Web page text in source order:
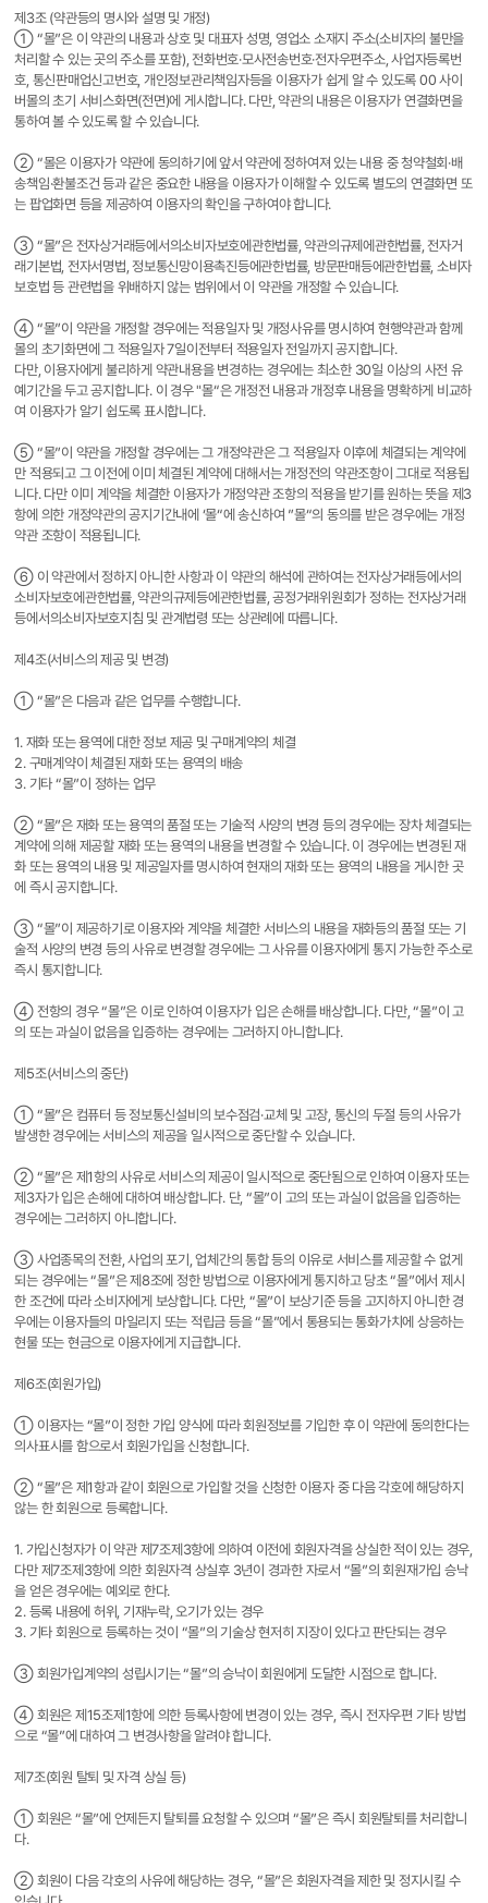
제3조 (약관등의 명시와 설명 및 개정)
① “몰”은 이 약관의 내용과 상호 및 대표자 성명, 영업소 소재지 주소(소비자의 불만을
처리할 수 있는 곳의 주소를 포함), 전화번호·모사전송번호·전자우편주소, 사업자등록번
호, 통신판매업신고번호, 개인정보관리책임자등을 이용자가 쉽게 알 수 있도록 00 사이
버몰의 초기 서비스화면(전면)에 게시합니다. 다만, 약관의 내용은 이용자가 연결화면을
통하여 볼 수 있도록 할 수 있습니다.
② “몰은 이용자가 약관에 동의하기에 앞서 약관에 정하여져 있는 내용 중 청약철회·배
송책임·환불조건 등과 같은 중요한 내용을 이용자가 이해할 수 있도록 별도의 연결화면 또
는 팝업화면 등을 제공하여 이용자의 확인을 구하여야 합니다.
③ “몰”은 전자상거래등에서의소비자보호에관한법률, 약관의규제에관한법률, 전자거
래기본법, 전자서명법, 정보통신망이용촉진등에관한법률, 방문판매등에관한법률, 소비자
보호법 등 관련법을 위배하지 않는 범위에서 이 약관을 개정할 수 있습니다.
④ “몰”이 약관을 개정할 경우에는 적용일자 및 개정사유를 명시하여 현행약관과 함께
몰의 초기화면에 그 적용일자 7일이전부터 적용일자 전일까지 공지합니다.
다만, 이용자에게 불리하게 약관내용을 변경하는 경우에는 최소한 30일 이상의 사전 유
예기간을 두고 공지합니다. 이 경우 "몰“은 개정전 내용과 개정후 내용을 명확하게 비교하
여 이용자가 알기 쉽도록 표시합니다.
⑤ “몰”이 약관을 개정할 경우에는 그 개정약관은 그 적용일자 이후에 체결되는 계약에
만 적용되고 그 이전에 이미 체결된 계약에 대해서는 개정전의 약관조항이 그대로 적용됩
니다. 다만 이미 계약을 체결한 이용자가 개정약관 조항의 적용을 받기를 원하는 뜻을 제3
항에 의한 개정약관의 공지기간내에 ‘몰“에 송신하여 ”몰“의 동의를 받은 경우에는 개정
약관 조항이 적용됩니다.
⑥ 이 약관에서 정하지 아니한 사항과 이 약관의 해석에 관하여는 전자상거래등에서의
소비자보호에관한법률, 약관의규제등에관한법률, 공정거래위원회가 정하는 전자상거래
등에서의소비자보호지침 및 관계법령 또는 상관례에 따릅니다.
제4조(서비스의 제공 및 변경)
① “몰”은 다음과 같은 업무를 수행합니다.
1. 재화 또는 용역에 대한 정보 제공 및 구매계약의 체결
2. 구매계약이 체결된 재화 또는 용역의 배송
3. 기타 “몰”이 정하는 업무
② “몰”은 재화 또는 용역의 품절 또는 기술적 사양의 변경 등의 경우에는 장차 체결되는
계약에 의해 제공할 재화 또는 용역의 내용을 변경할 수 있습니다. 이 경우에는 변경된 재
화 또는 용역의 내용 및 제공일자를 명시하여 현재의 재화 또는 용역의 내용을 게시한 곳
에 즉시 공지합니다.
③ “몰”이 제공하기로 이용자와 계약을 체결한 서비스의 내용을 재화등의 품절 또는 기
술적 사양의 변경 등의 사유로 변경할 경우에는 그 사유를 이용자에게 통지 가능한 주소로
즉시 통지합니다.
④ 전항의 경우 “몰”은 이로 인하여 이용자가 입은 손해를 배상합니다. 다만, “몰”이 고
의 또는 과실이 없음을 입증하는 경우에는 그러하지 아니합니다.
제5조(서비스의 중단)
① “몰”은 컴퓨터 등 정보통신설비의 보수점검·교체 및 고장, 통신의 두절 등의 사유가
발생한 경우에는 서비스의 제공을 일시적으로 중단할 수 있습니다.
② “몰”은 제1항의 사유로 서비스의 제공이 일시적으로 중단됨으로 인하여 이용자 또는
제3자가 입은 손해에 대하여 배상합니다. 단, “몰”이 고의 또는 과실이 없음을 입증하는
경우에는 그러하지 아니합니다.
③ 사업종목의 전환, 사업의 포기, 업체간의 통합 등의 이유로 서비스를 제공할 수 없게
되는 경우에는 “몰”은 제8조에 정한 방법으로 이용자에게 통지하고 당초 “몰”에서 제시
한 조건에 따라 소비자에게 보상합니다. 다만, “몰”이 보상기준 등을 고지하지 아니한 경
우에는 이용자들의 마일리지 또는 적립금 등을 “몰”에서 통용되는 통화가치에 상응하는
현물 또는 현금으로 이용자에게 지급합니다.
제6조(회원가입)
① 이용자는 “몰”이 정한 가입 양식에 따라 회원정보를 기입한 후 이 약관에 동의한다는
의사표시를 함으로서 회원가입을 신청합니다.
② “몰”은 제1항과 같이 회원으로 가입할 것을 신청한 이용자 중 다음 각호에 해당하지
않는 한 회원으로 등록합니다.
1. 가입신청자가 이 약관 제7조제3항에 의하여 이전에 회원자격을 상실한 적이 있는 경우,
다만 제7조제3항에 의한 회원자격 상실후 3년이 경과한 자로서 “몰”의 회원재가입 승낙
을 얻은 경우에는 예외로 한다.
2. 등록 내용에 허위, 기재누락, 오기가 있는 경우
3. 기타 회원으로 등록하는 것이 “몰”의 기술상 현저히 지장이 있다고 판단되는 경우
③ 회원가입계약의 성립시기는 “몰”의 승낙이 회원에게 도달한 시점으로 합니다.
④ 회원은 제15조제1항에 의한 등록사항에 변경이 있는 경우, 즉시 전자우편 기타 방법
으로 “몰”에 대하여 그 변경사항을 알려야 합니다.
제7조(회원 탈퇴 및 자격 상실 등)
① 회원은 “몰”에 언제든지 탈퇴를 요청할 수 있으며 “몰”은 즉시 회원탈퇴를 처리합니
다.
② 회원이 다음 각호의 사유에 해당하는 경우, “몰”은 회원자격을 제한 및 정지시킬 수